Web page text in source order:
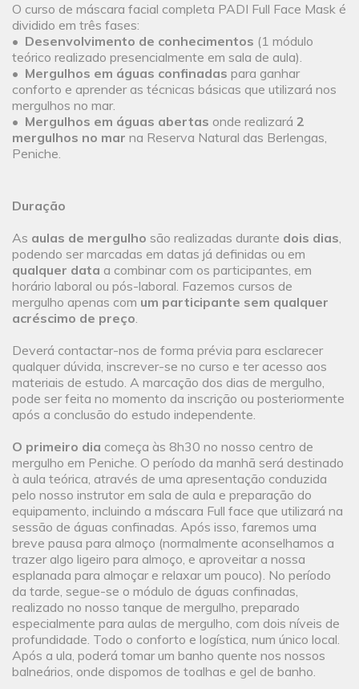
O curso de máscara facial completa PADI Full Face Mask é
dividido em três fases:
• Desenvolvimento de conhecimentos (1 módulo
teórico realizado presencialmente em sala de aula).
• Mergulhos em águas confinadas para ganhar
conforto e aprender as técnicas básicas que utilizará nos
mergulhos no mar.
• Mergulhos em águas abertas onde realizará 2
mergulhos no mar na Reserva Natural das Berlengas,
Peniche.
Duração
As aulas de mergulho são realizadas durante dois dias,
podendo ser marcadas em datas já definidas ou em
qualquer data a combinar com os participantes, em
horário laboral ou pós-laboral. Fazemos cursos de
mergulho apenas com um participante sem qualquer
acréscimo de preço.
Deverá contactar-nos de forma prévia para esclarecer
qualquer dúvida, inscrever-se no curso e ter acesso aos
materiais de estudo. A marcação dos dias de mergulho,
pode ser feita no momento da inscrição ou posteriormente
após a conclusão do estudo independente.
O primeiro dia começa às 8h30 no nosso centro de
mergulho em Peniche. O período da manhã será destinado
à aula teórica, através de uma apresentação conduzida
pelo nosso instrutor em sala de aula e preparação do
equipamento, incluindo a máscara Full face que utilizará na
sessão de águas confinadas. Após isso, faremos uma
breve pausa para almoço (normalmente aconselhamos a
trazer algo ligeiro para almoço, e aproveitar a nossa
esplanada para almoçar e relaxar um pouco). No período
da tarde, segue-se o módulo de águas confinadas,
realizado no nosso tanque de mergulho, preparado
especialmente para aulas de mergulho, com dois níveis de
profundidade. Todo o conforto e logística, num único local.
Após a ula, poderá tomar um banho quente nos nossos
balneários, onde dispomos de toalhas e gel de banho.